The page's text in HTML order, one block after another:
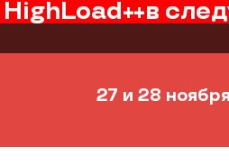
HighLoad++в
27 и 28